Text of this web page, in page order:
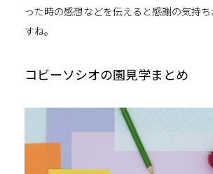
った時の感想などを伝えると感謝の気持
すね。
コビーソシオの園見学まとめ